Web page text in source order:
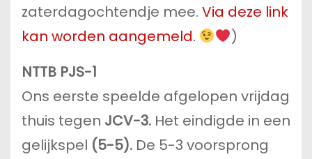
zaterdagochtendje mee. Via deze link
kan worden aangemeld.
)
NTTB PJS-1
Ons eerste speelde afgelopen vrijdag
thuis tegen JCV-3. Het eindigde in een
gelijkspel (5-5). De 5-3 voorsprong